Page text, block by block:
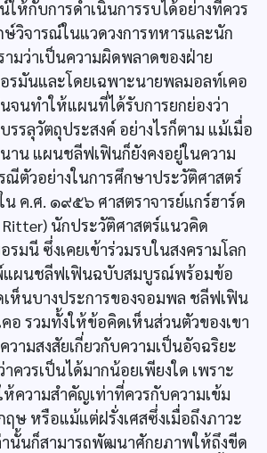
ให้กับการดำเนินการรบได้อย่างที่ควร
ษ์วิจารณ์ในแวดวงการทหารและนัก
ามว่าเป็นความผิดพลาดของฝ่าย
อรมันและโดยเฉพาะนายพลมอลท์เคอ
นทำให้แผนที่ได้รับการยกย่องว่า
รลุวัตถุประสงค์ อย่างไรก็ตาม แม้เมื่อ
นาน แผนชลีฟเฟินก็ยังคงอยู่ในความ
ณีตัวอย่างในการศึกษาประวัติศาสตร์
น ค.ศ. ๑๙๕๖ ศาสตราจารย์แกร์ฮาร์ด
Ritter) นักประวัติศาสตร์แนวคิด
มนี ซึ่งเคยเข้าร่วมรบในสงครามโลก
แผนชลีฟเฟินฉบับสมบูรณ์พร้อมข้อ
เห็นบางประการของจอมพล ชลีฟเฟิน
อ รวมทั้งให้ข้อคิดเห็นส่วนตัวของเขา
วามสงสัยเกี่ยวกับความเป็นอัจฉริยะ
ควรเป็นได้มากน้อยเพียงใด เพราะ
ห้ความสำคัญเท่าที่ควรกับความเข้ม
ฤษ หรือแม้แต่ฝรั่งเศสซึ่งเมื่อถึงภาวะ
นั้นก็สามารถพัฒนาศักยภาพให้ถึงขีด